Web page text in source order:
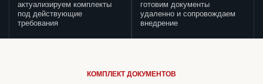
актуализируем комплекты
под действующие
требования
готовим документы
удаленно и сопровождаем
внедрение
КОМПЛЕКТ ДОКУМЕНТОВ